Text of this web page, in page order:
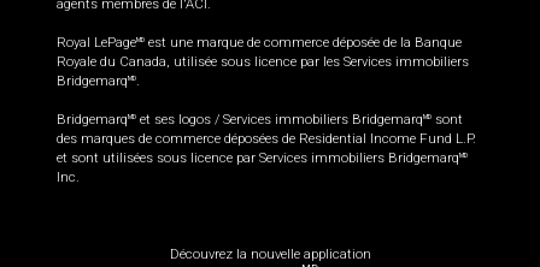
agents membres de l'ACI.
Royal LePageMD est une marque de commerce déposée de la Banque
Royale du Canada, utilisée sous licence par les Services immobiliers
BridgemarqMD.
BridgemarqMD et ses logos / Services immobiliers BridgemarqMD
sont
des marques de commerce déposées de Residential Income Fund L.P.
et sont utilisées sous licence par Services immobiliers BridgemarqMD
Inc.
Découvrez la nouvelle application